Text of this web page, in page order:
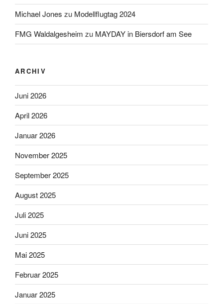
Michael Jones zu Modellflugtag 2024
FMG Waldalgesheim zu MAYDAY in Biersdorf am See
ARCHIV
Juni 2026
April 2026
Januar 2026
November 2025
September 2025
August 2025
Juli 2025
Juni 2025
Mai 2025
Februar 2025
Januar 2025